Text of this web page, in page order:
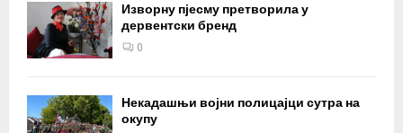
Изворну пјесму претворила у
дервентски бренд
0
Некадашњи војни полицајци сутра на
окупу